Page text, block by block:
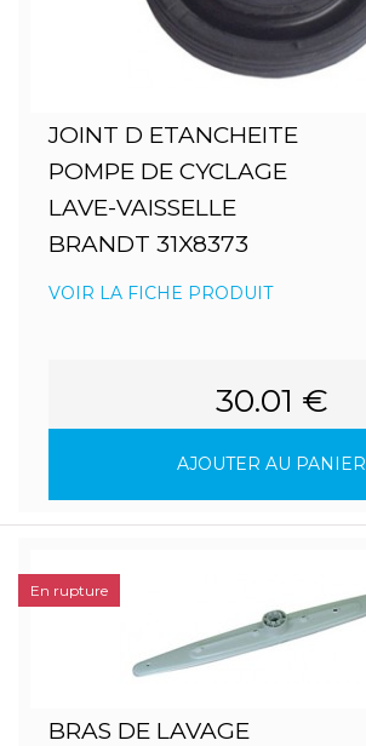
JOINT D ETANCHEITE
POMPE DE CYCLAGE
LAVE-VAISSELLE
BRANDT 31X8373
VOIR LA FICHE PRODUIT
30.01 €
AJOUTER AU PANIER
BRAS DE LAVAGE
En rupture